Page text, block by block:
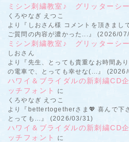
ミシン刺繍教室♪ グリッターシ
くろやなぎ えつこ
より『しおさん様 コメントを頂きまし
ご質問の内容が濃かった...』 (2026/
ミシン刺繍教室♪ グリッターシ
しおさん
より『先生、とっても貴重なお時間あ
の電車で、とっても幸せな(...』
ハワイ＆ブライダルの新刺繍CD
ッチフォント
に
くろやなぎ えつこ
より『bettertogetherさま💖 喜んで下
とっても...』 (2026/03/31)
ハワイ＆ブライダルの新刺繍CD
ッチフォント
に